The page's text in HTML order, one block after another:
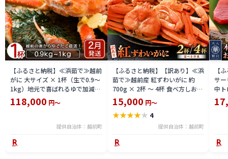
【ふるさと納税】≪浜茹で≫越前
がに 大サイズ × 1杯（生で0.9〜
1kg）地元で喜ばれるゆで加減・
塩加減で越前の港から直送！【雄
ズワイガニ ずわいがに 越前ガニ
送分】希望日指定可 備考欄に希
x004_02]
118,000 円～
提供自治体：越前町
【ふるさと納税】【訳あり】≪浜
茹で≫越前産 紅ずわいがに 約
700g × 2杯 〜 4杯 食べ方しおり
付【紅ズワイガニ カニ かに 蟹 姿
ボイル 冷蔵 福井県】【4月発送
分】希望日指定不可
15,000 円～
★★★★★ 4
提供自治体：越前町
【
サ
中
小
鮪 】